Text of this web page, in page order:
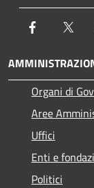
Facebook
Organi di
Aree
Uffici
Enti e
Politici